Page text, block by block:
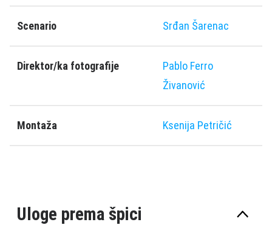
Scenario Srđan Šarenac
Direktor/ka fotografije
Pablo Ferro
Živanović
Montaža Ksenija Petričić
Uloge prema špici